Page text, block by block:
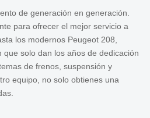
de generación en generación.
para ofrecer el mejor servicio a
los modernos Peugeot 208,
solo dan los años de dedicación
de frenos, suspensión y
equipo, no solo obtienes una